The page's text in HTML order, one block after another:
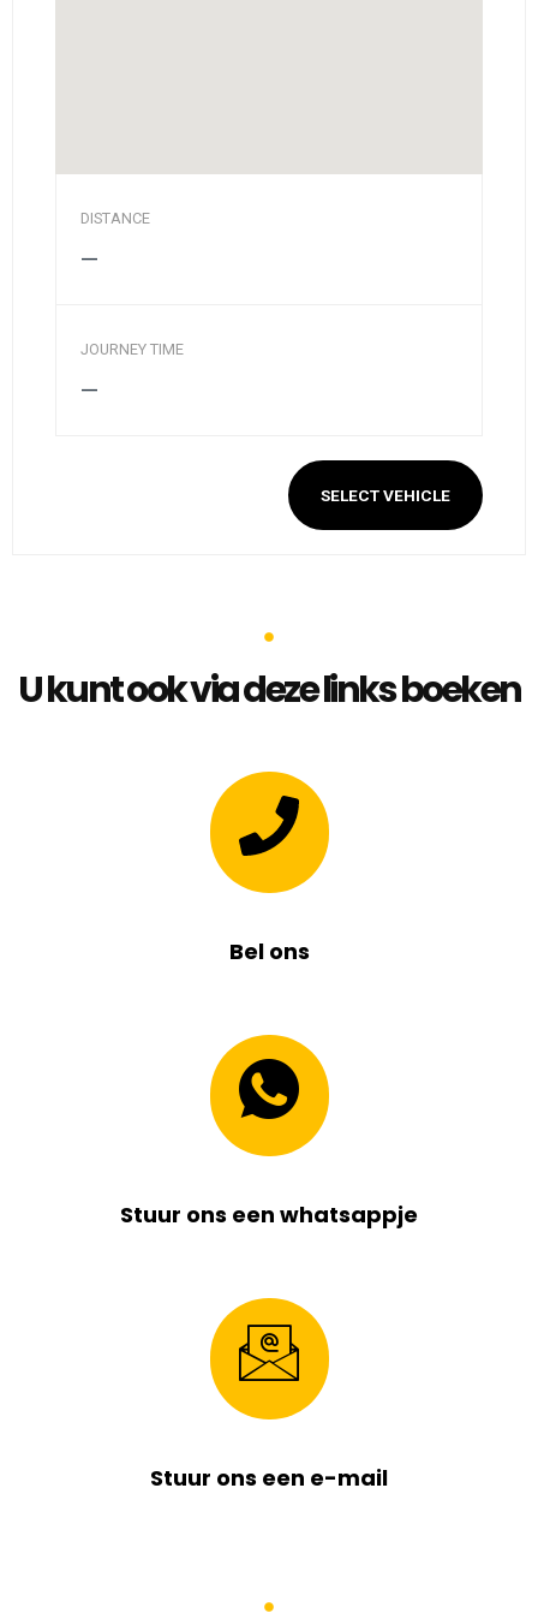
DISTANCE
—
JOURNEY TIME
—
SELECT VEHICLE
U kunt ook via deze links boeken
Bel ons
Stuur ons een whatsappje
Stuur ons een e-mail